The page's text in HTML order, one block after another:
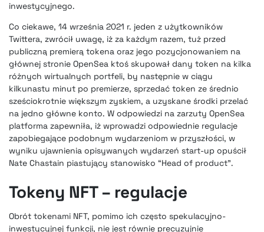
inwestycyjnego.
Co ciekawe, 14 września 2021 r. jeden z użytkowników
Twittera, zwrócił uwagę, iż za każdym razem, tuż przed
publiczną premierą tokena oraz jego pozycjonowaniem na
głównej stronie OpenSea ktoś skupował dany token na kilka
różnych wirtualnych portfeli, by następnie w ciągu
kilkunastu minut po premierze, sprzedać token ze średnio
sześciokrotnie większym zyskiem, a uzyskane środki przelać
na jedno główne konto. W odpowiedzi na zarzuty OpenSea
platforma zapewniła, iż wprowadzi odpowiednie regulacje
zapobiegające podobnym wydarzeniom w przyszłości, w
wyniku ujawnienia opisywanych wydarzeń start-up opuścił
Nate Chastain piastujący stanowisko “Head of product”.
Tokeny NFT – regulacje
Obrót tokenami NFT, pomimo ich często spekulacyjno-
inwestycyjnej funkcji, nie jest równie precyzyjnie